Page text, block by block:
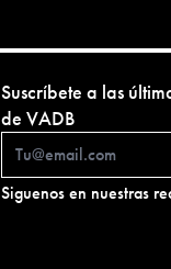
Suscríbete a las
de VADB
Siguenos en nuestras